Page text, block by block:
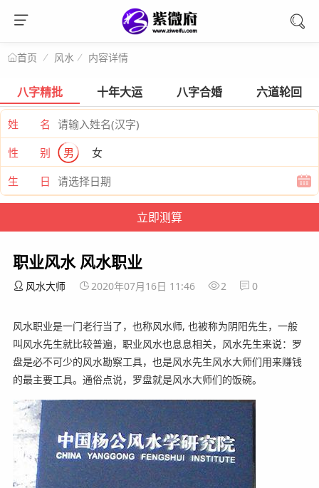
首页 风水 内容详情
八字精批 十年大运 八字合婚 六道轮回
姓 名
性 别
男
女
生 日
职业风水 风水职业
风水大师 2020年07月16日 11:46 2 0
风水职业是一门老行当了，也称风水师, 也被称为阴阳先生，一般
叫风水先生就比较普遍，职业风水也息息相关，风水先生来说：罗
盘是必不可少的风水勘察工具，也是风水先生风水大师们用来赚钱
的最主要工具。通俗点说，罗盘就是风水大师们的饭碗。